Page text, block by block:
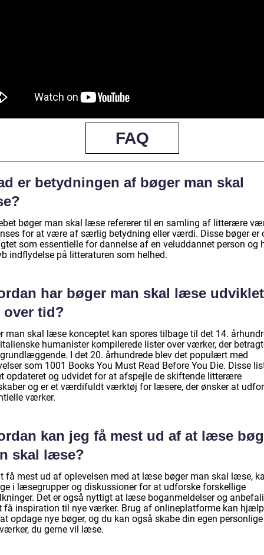
FAQ
er betydningen af bøger man skal
bøger man skal læse refererer til en samling af litterære
for at være af særlig betydning eller værdi. Disse bøger er
som essentielle for dannelse af en veluddannet person og
indflydelse på litteraturen som helhed.
har bøger man skal læse udviklet
over tid?
man skal læse konceptet kan spores tilbage til det 14.
humanister kompilerede lister over værker, der
I det 20. århundrede blev det populært med
som 1001 Books You Must Read Before You Die. Disse
opdateret og udvidet for at afspejle de skiftende litterære
og er et værdifuldt værktøj for læsere, der ønsker at
værker.
kan jeg få mest ud af at læse
skal læse?
få mest ud af oplevelsen med at læse bøger man skal læse,
i læsegrupper og diskussioner for at udforske forskellige
Det er også nyttigt at læse boganmeldelser og
få inspiration til nye værker. Brug af onlineplatforme kan
opdage nye bøger, og du kan også skabe din egen
du gerne vil læse.